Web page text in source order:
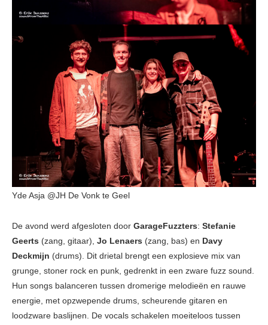
Yde Asja @JH De Vonk te Geel
De avond werd afgesloten door GarageFuzzters: Stefanie
Geerts (zang, gitaar), Jo Lenaers (zang, bas) en Davy
Deckmijn (drums). Dit drietal brengt een explosieve mix van
grunge, stoner rock en punk, gedrenkt in een zware fuzz sound.
Hun songs balanceren tussen dromerige melodieën en rauwe
energie, met opzwepende drums, scheurende gitaren en
loodzware baslijnen. De vocals schakelen moeiteloos tussen